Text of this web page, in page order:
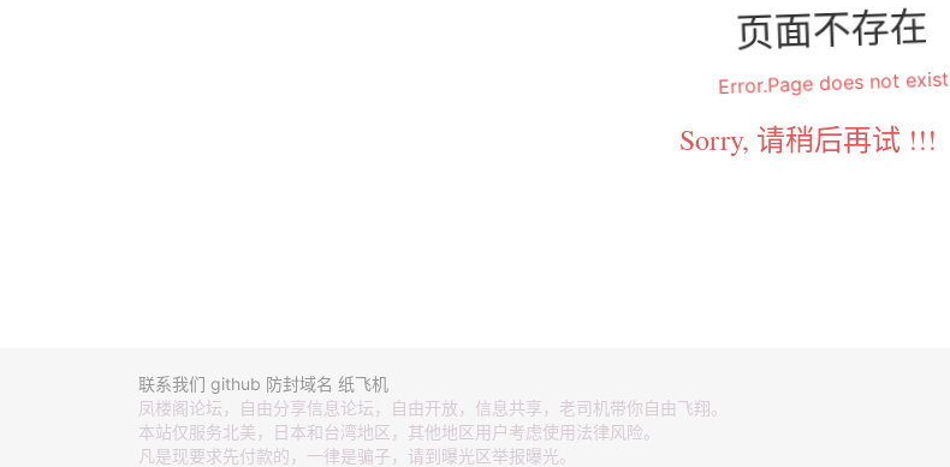
页面不存在
Error.Page does not exist
Sorry, 请稍后再试 !!!
联系我们 github 防封域名 纸飞机
凤楼阁论坛，自由分享信息论坛，自由开放，信息共享，老司机带你自由飞翔。
本站仅服务北美，日本和台湾地区，其他地区用户考虑使用法律风险。
凡是现要求先付款的，一律是骗子，请到曝光区举报曝光。